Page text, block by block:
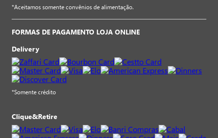
*Aceitamos somente convênios de alimentação.
FORMAS DE PAGAMENTO LOJA ONLINE
Delivery
*Somente crédito
Clique&Retire